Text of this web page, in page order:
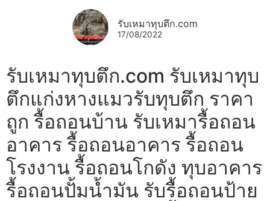
รับเหมาทุบตึก.com
17/08/2022
รับเหมาทุบตึก.com รับเหมาทุบ
ตึกแก่งหางแมวรับทุบตึก ราคา
ถูก รื้อถอนบ้าน รับเหมารื้อถอน
อาคาร รื้อถอนอาคาร รื้อถอน
โรงงาน รื้อถอนโกดัง ทุบอาคาร
รื้อถอนปั้มน้ำมัน รับรื้อถอนป้าย